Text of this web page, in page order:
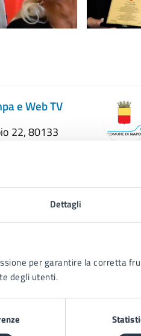
Dettagli
per garantire la corretta
degli utenti.
e Web TV
22, 80133
correlati